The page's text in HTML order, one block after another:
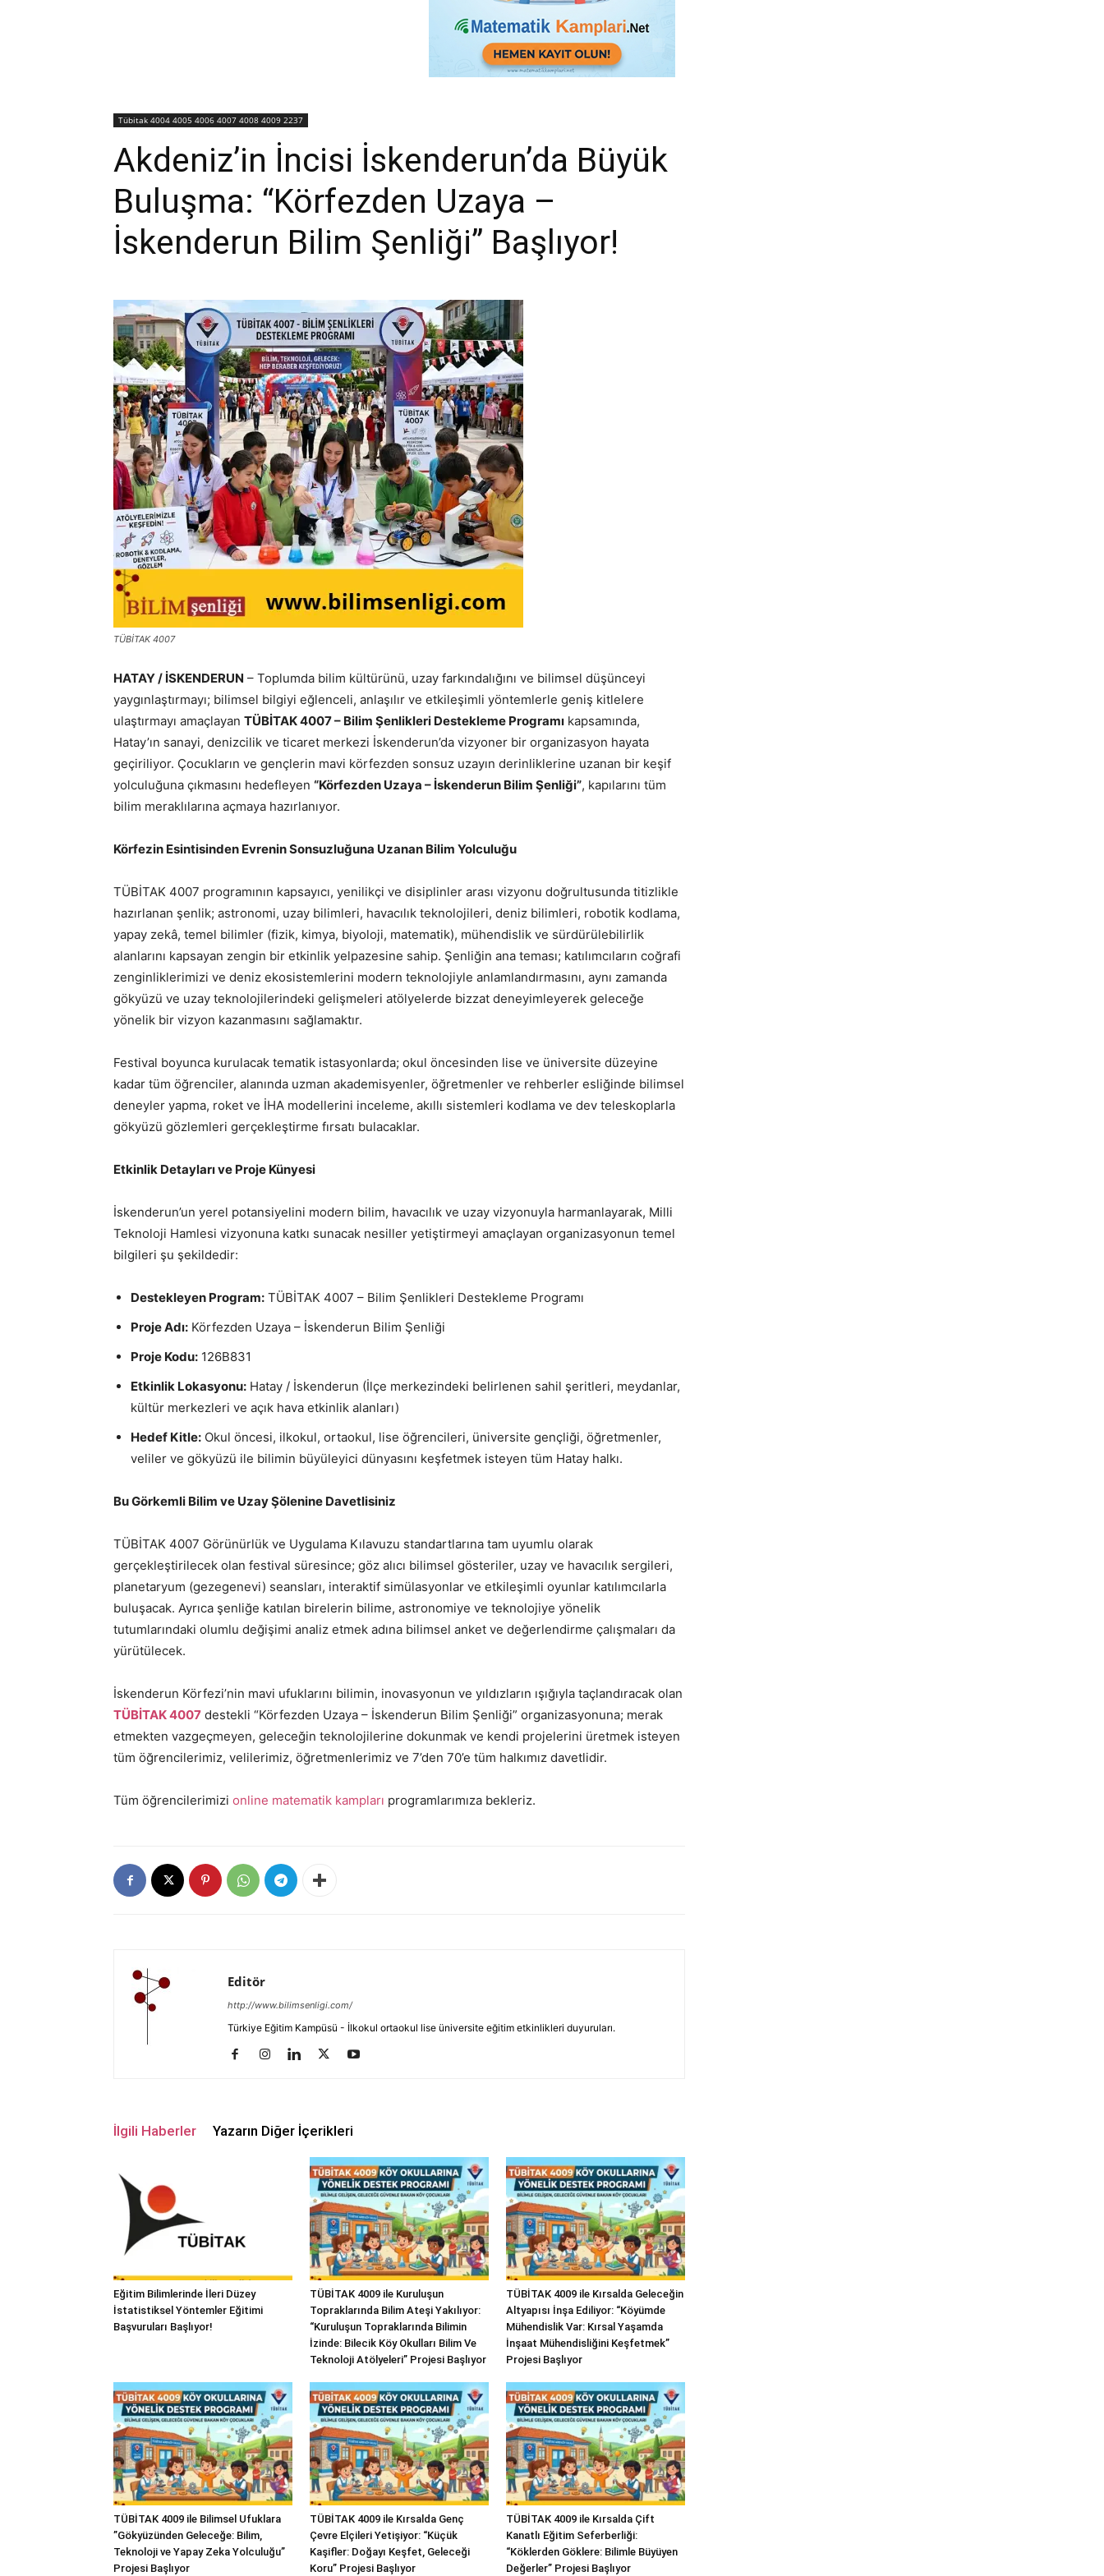
Tübitak 4004 4005 4006 4007 4008 4009 2237
Akdeniz’in İncisi İskenderun’da Büyük
Buluşma: “Körfezden Uzaya –
İskenderun Bilim Şenliği” Başlıyor!
TÜBİTAK 4007
HATAY / İSKENDERUN – Toplumda bilim kültürünü, uzay farkındalığını ve bilimsel düşünceyi
yaygınlaştırmayı; bilimsel bilgiyi eğlenceli, anlaşılır ve etkileşimli yöntemlerle geniş kitlelere
ulaştırmayı amaçlayan TÜBİTAK 4007 – Bilim Şenlikleri Destekleme Programı kapsamında,
Hatay’ın sanayi, denizcilik ve ticaret merkezi İskenderun’da vizyoner bir organizasyon hayata
geçiriliyor. Çocukların ve gençlerin mavi körfezden sonsuz uzayın derinliklerine uzanan bir keşif
yolculuğuna çıkmasını hedefleyen “Körfezden Uzaya – İskenderun Bilim Şenliği”, kapılarını tüm
bilim meraklılarına açmaya hazırlanıyor.
Körfezin Esintisinden Evrenin Sonsuzluğuna Uzanan Bilim Yolculuğu
TÜBİTAK 4007 programının kapsayıcı, yenilikçi ve disiplinler arası vizyonu doğrultusunda titizlikle
hazırlanan şenlik; astronomi, uzay bilimleri, havacılık teknolojileri, deniz bilimleri, robotik kodlama,
yapay zekâ, temel bilimler (fizik, kimya, biyoloji, matematik), mühendislik ve sürdürülebilirlik
alanlarını kapsayan zengin bir etkinlik yelpazesine sahip. Şenliğin ana teması; katılımcıların coğrafi
zenginliklerimizi ve deniz ekosistemlerini modern teknolojiyle anlamlandırmasını, aynı zamanda
gökyüzü ve uzay teknolojilerindeki gelişmeleri atölyelerde bizzat deneyimleyerek geleceğe
yönelik bir vizyon kazanmasını sağlamaktır.
Festival boyunca kurulacak tematik istasyonlarda; okul öncesinden lise ve üniversite düzeyine
kadar tüm öğrenciler, alanında uzman akademisyenler, öğretmenler ve rehberler esliğinde bilimsel
deneyler yapma, roket ve İHA modellerini inceleme, akıllı sistemleri kodlama ve dev teleskoplarla
gökyüzü gözlemleri gerçekleştirme fırsatı bulacaklar.
Etkinlik Detayları ve Proje Künyesi
İskenderun’un yerel potansiyelini modern bilim, havacılık ve uzay vizyonuyla harmanlayarak, Milli
Teknoloji Hamlesi vizyonuna katkı sunacak nesiller yetiştirmeyi amaçlayan organizasyonun temel
bilgileri şu şekildedir:
Destekleyen Program: TÜBİTAK 4007 – Bilim Şenlikleri Destekleme Programı
Proje Adı: Körfezden Uzaya – İskenderun Bilim Şenliği
Proje Kodu: 126B831
Etkinlik Lokasyonu: Hatay / İskenderun (İlçe merkezindeki belirlenen sahil şeritleri, meydanlar,
kültür merkezleri ve açık hava etkinlik alanları)
Hedef Kitle: Okul öncesi, ilkokul, ortaokul, lise öğrencileri, üniversite gençliği, öğretmenler,
veliler ve gökyüzü ile bilimin büyüleyici dünyasını keşfetmek isteyen tüm Hatay halkı.
Bu Görkemli Bilim ve Uzay Şölenine Davetlisiniz
TÜBİTAK 4007 Görünürlük ve Uygulama Kılavuzu standartlarına tam uyumlu olarak
gerçekleştirilecek olan festival süresince; göz alıcı bilimsel gösteriler, uzay ve havacılık sergileri,
planetaryum (gezegenevi) seansları, interaktif simülasyonlar ve etkileşimli oyunlar katılımcılarla
buluşacak. Ayrıca şenliğe katılan birelerin bilime, astronomiye ve teknolojiye yönelik
tutumlarındaki olumlu değişimi analiz etmek adına bilimsel anket ve değerlendirme çalışmaları da
yürütülecek.
İskenderun Körfezi’nin mavi ufuklarını bilimin, inovasyonun ve yıldızların ışığıyla taçlandıracak olan
TÜBİTAK 4007 destekli “Körfezden Uzaya – İskenderun Bilim Şenliği” organizasyonuna; merak
etmekten vazgeçmeyen, geleceğin teknolojilerine dokunmak ve kendi projelerini üretmek isteyen
tüm öğrencilerimiz, velilerimiz, öğretmenlerimiz ve 7’den 70’e tüm halkımız davetlidir.
Tüm öğrencilerimizi online matematik kampları programlarımıza bekleriz.
Editör
http://www.bilimsenligi.com/
Türkiye Eğitim Kampüsü - İlkokul ortaokul lise üniversite eğitim etkinlikleri duyuruları.
İlgili Haberler Yazarın Diğer İçerikleri
Eğitim Bilimlerinde İleri Düzey
İstatistiksel Yöntemler Eğitimi
Başvuruları Başlıyor!
TÜBİTAK 4009 ile Kuruluşun
Topraklarında Bilim Ateşi Yakılıyor:
“Kuruluşun Topraklarında Bilimin
İzinde: Bilecik Köy Okulları Bilim Ve
Teknoloji Atölyeleri” Projesi Başlıyor
TÜBİTAK 4009 ile Kırsalda Geleceğin
Altyapısı İnşa Ediliyor: “Köyümde
Mühendislik Var: Kırsal Yaşamda
İnşaat Mühendisliğini Keşfetmek”
Projesi Başlıyor
TÜBİTAK 4009 ile Bilimsel Ufuklara
”Gökyüzünden Geleceğe: Bilim,
Teknoloji ve Yapay Zeka Yolculuğu”
Projesi Başlıyor
TÜBİTAK 4009 ile Kırsalda Genç
Çevre Elçileri Yetişiyor: “Küçük
Kaşifler: Doğayı Keşfet, Geleceği
Koru” Projesi Başlıyor
TÜBİTAK 4009 ile Kırsalda Çift
Kanatlı Eğitim Seferberliği:
“Köklerden Göklere: Bilimle Büyüyen
Değerler” Projesi Başlıyor